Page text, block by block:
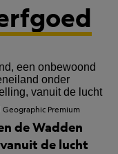
Premium
de Wadden
de lucht